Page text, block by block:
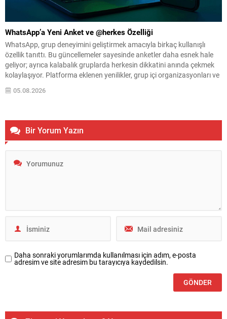
WhatsApp’a Yeni Anket ve @herkes Özelliği
WhatsApp, grup deneyimini geliştirmek amacıyla birkaç kullanışlı
özellik tanıttı. Bu güncellemeler sayesinde anketler daha esnek hale
geliyor; ayrıca kalabalık gruplarda herkesin dikkatini anında çekmek
kolaylaşıyor. Platforma eklenen yenilikler, grup içi organizasyonları ve
duyuruları yönetmeyi daha pratik bir hâle getiriyor. Aşağıda öne çıkan
değişiklikler ve kullanım notları özetlenmiştir. Anketlerde esneklik ve...
05.08.2026
Bir Yorum Yazın
Daha sonraki yorumlarımda kullanılması için adım, e-posta
adresim ve site adresim bu tarayıcıya kaydedilsin.